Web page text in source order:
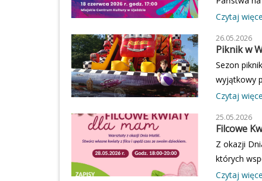
intensywny
wystawę
całe rodziny!
Czytaj
26.05.2026
Piknik w
Sezon
wyjątkowy
zadbało o
zabrakło
się na
Czytaj
25.05.2026
Filcowe
Z okazji
których
okazja, by
Czytaj